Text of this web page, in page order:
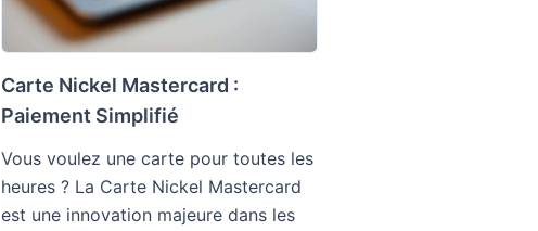
Carte Nickel Mastercard :
Paiement Simplifié
Vous voulez une carte pour toutes les
heures ? La Carte Nickel Mastercard
est une innovation majeure dans les